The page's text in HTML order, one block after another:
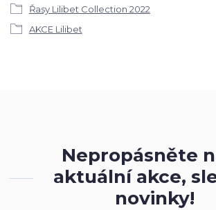
Řasy Lilibet Collection 2022
AKCE Lilibet
Nepropásněte
aktuální akce,
novinky!